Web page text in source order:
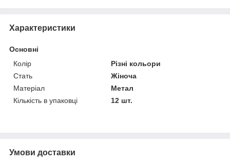
Характеристики
Основні
Колір
Різні кольори
Стать
Жіноча
Матеріал
Метал
Кількість в упаковці
12 шт.
Умови доставки